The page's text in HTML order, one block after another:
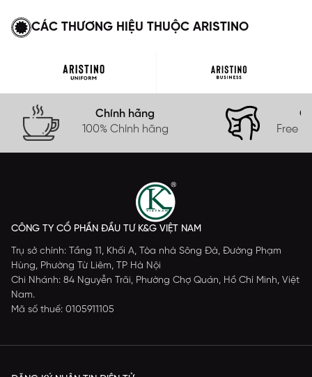
CÁC THƯƠNG HIỆU THUỘC ARISTINO
Chính hãng
100% Chính hãng
Free
CÔNG TY CỔ PHẦN ĐẦU TƯ K&G VIỆT NAM
Trụ sở chính: Tầng 11, Khối A, Tòa nhà Sông Đà, Đường Phạm
Hùng, Phường Từ Liêm, TP Hà Nội
Chi Nhánh: 84 Nguyễn Trãi, Phường Chợ Quán, Hồ Chí Minh, Việt
Nam.
Mã số thuế: 0105911105